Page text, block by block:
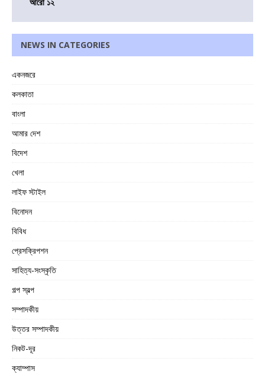
আরো ১২
NEWS IN CATEGORIES
একনজরে
কলকাতা
বাংলা
আমার দেশ
বিদেশ
খেলা
লাইফ স্টাইল
বিনোদন
বিবিধ
প্রেসক্রিপশন
সাহিত্য-সংস্কৃতি
গল্প স্বল্প
সম্পাদকীয়
উত্তর সম্পাদকীয়
নিকট-দূর
ক্যাম্পাস